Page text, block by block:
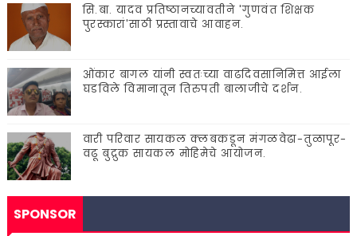
सि.बा. यादव प्रतिष्ठानच्यावतीने 'गुणवंत शिक्षक
पुरस्कारां'साठी प्रस्तावाचे आवाहन.
ओंकार बागल यांनी स्वतःच्या वाढदिवसानिमित्त आईला
घडविले विमानातून तिरुपती बालाजीचे दर्शन.
वारी परिवार सायकल क्लबकडून मंगळवेढा-तुळापूर-
वढू बुद्रुक सायकल मोहिमेचे आयोजन.
SPONSOR